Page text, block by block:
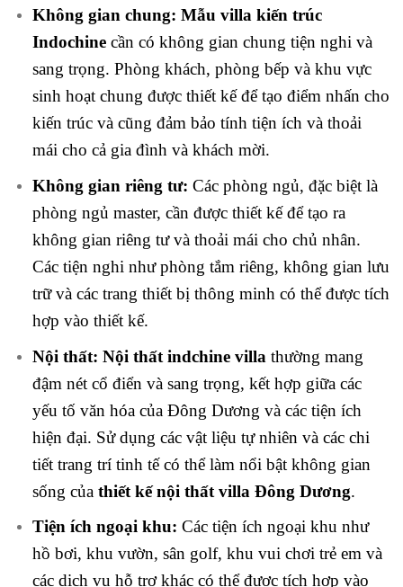
Không gian chung: Mẫu villa kiến trúc
Indochinecần có không gian chung tiện nghi và
sang trọng. Phòng khách, phòng bếp và khu vực
sinh hoạt chung được thiết kế để tạo điểm nhấn cho
kiến trúc và cũng đảm bảo tính tiện ích và thoải
mái cho cả gia đình và khách mời.
Không gian riêng tư: Các phòng ngủ, đặc biệt là
phòng ngủ master, cần được thiết kế để tạo ra
không gian riêng tư và thoải mái cho chủ nhân.
Các tiện nghi như phòng tắm riêng, không gian lưu
trữ và các trang thiết bị thông minh có thể được tích
hợp vào thiết kế.
Nội thất: Nội thất indchine villa thường mang
đậm nét cổ điển và sang trọng, kết hợp giữa các
yếu tố văn hóa của Đông Dương và các tiện ích
hiện đại. Sử dụng các vật liệu tự nhiên và các chi
tiết trang trí tinh tế có thể làm nổi bật không gian
sống của thiết kế nội thất villa Đông Dương.
Tiện ích ngoại khu: Các tiện ích ngoại khu như
hồ bơi, khu vườn, sân golf, khu vui chơi trẻ em và
các dịch vụ hỗ trợ khác có thể được tích hợp vào